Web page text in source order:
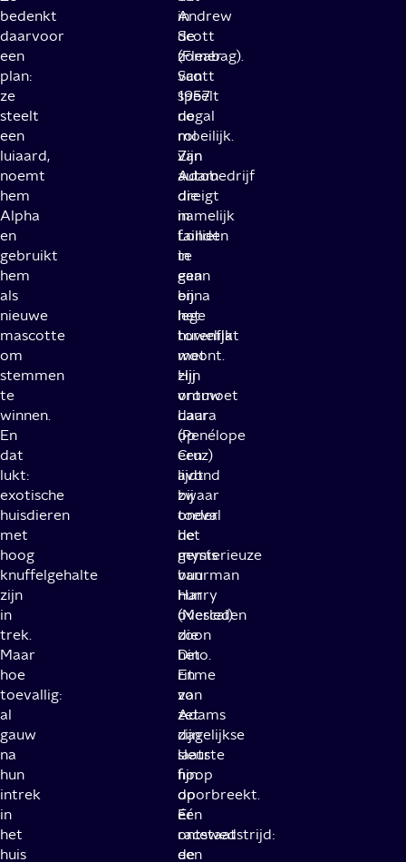
bedenkt
daarvoor
een
plan:
ze
steelt
een
luiaard,
noemt
hem
Alpha
en
gebruikt
hem
als
nieuwe
mascotte
om
stemmen
te
winnen.
En
dat
lukt:
exotische
huisdieren
met
hoog
knuffelgehalte
zijn
in
trek.
Maar
hoe
toevallig:
al
gauw
na
hun
intrek
in
het
huis
Andrew
Scott
(Fleabag).
Scott
speelt
de
rol
van
Adam
die
in
Londen
in
een
bijna
lege
torenflat
woont.
Hij
ontmoet
daar
op
een
avond
bij
toeval
de
mysterieuze
buurman
Harry
(Mescal)
die
het
ritme
van
Adams
dagelijkse
sleur
fijn
doorbreekt.
Er
ontstaat
een
in
de
zomer
van
1957
nogal
moeilijk.
Zijn
autobedrijf
dreigt
namelijk
failliet
te
gaan
en
het
huwelijk
met
zijn
vrouw
Laura
(Penélope
Cruz)
lijdt
zwaar
onder
het
gemis
van
hun
overleden
zoon
Dino.
En
zo
zet
zijn
laatste
hoop
op
één
racewedstrijd:
de